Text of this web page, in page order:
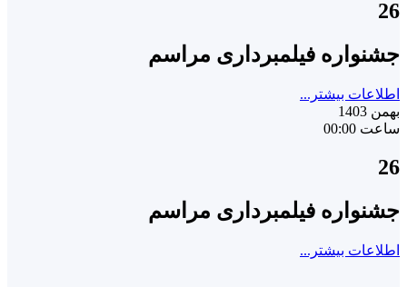
26
جشنواره فیلمبرداری مراسم
اطلاعات بیشتر...
بهمن 1403
ساعت 00:00
26
جشنواره فیلمبرداری مراسم
اطلاعات بیشتر...